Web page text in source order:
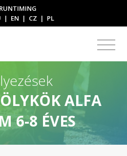
RUNTIMING
| EN | CZ | PL
ALFA
6-8 ÉVES